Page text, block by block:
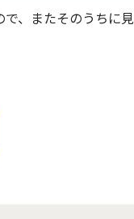
、またそのうちに